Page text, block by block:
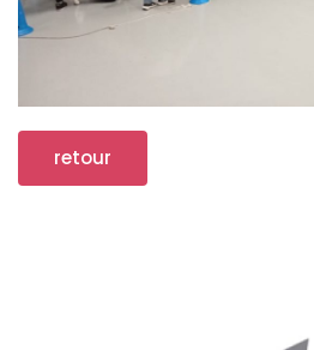
retour